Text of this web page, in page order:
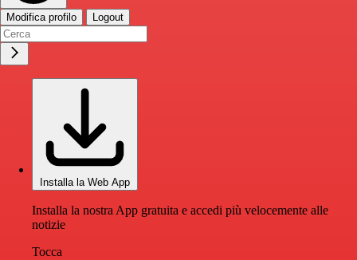
Modifica profilo Logout
Installa la Web App
Installa la nostra App gratuita e accedi più velocemente alle
notizie
Tocca